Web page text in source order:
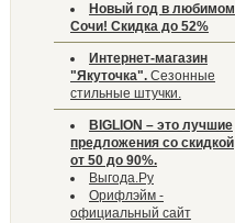
Новый год в любимом
Сочи! Скидка до 52%
Интернет-магазин
"Якуточка". Сезонные
стильные штучки.
BIGLION – это лучшие
предложения со скидкой
от 50 до 90%.
Выгода.Ру
Орифлэйм -
официальный сайт